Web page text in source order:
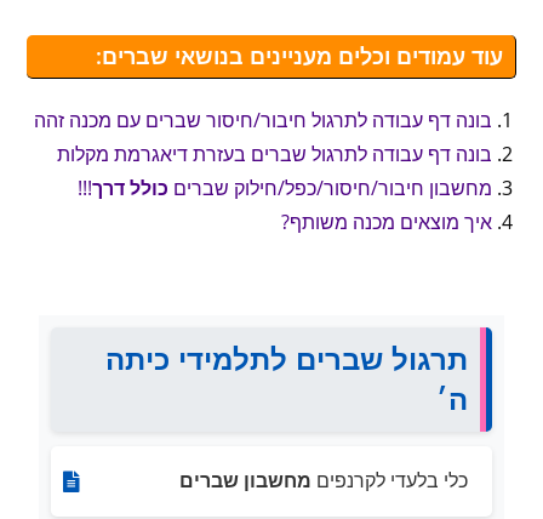
עוד עמודים וכלים מעניינים בנושאי שברים:
בונה דף עבודה לתרגול חיבור/חיסור שברים עם מכנה זהה
בונה דף עבודה לתרגול שברים בעזרת דיאגרמת מקלות
מחשבון חיבור/חיסור/כפל/חילוק שברים כולל דרך!!!
איך מוצאים מכנה משותף?
תרגול שברים לתלמידי כיתה
ה׳
כלי בלעדי לקרנפים מחשבון שברים